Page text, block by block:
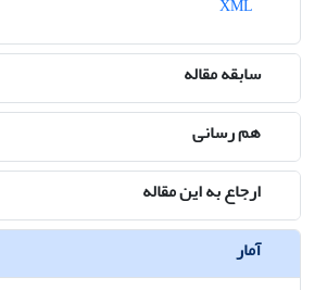
سابقه مقاله
هم رسانی
ارجاع به این مقاله
آمار